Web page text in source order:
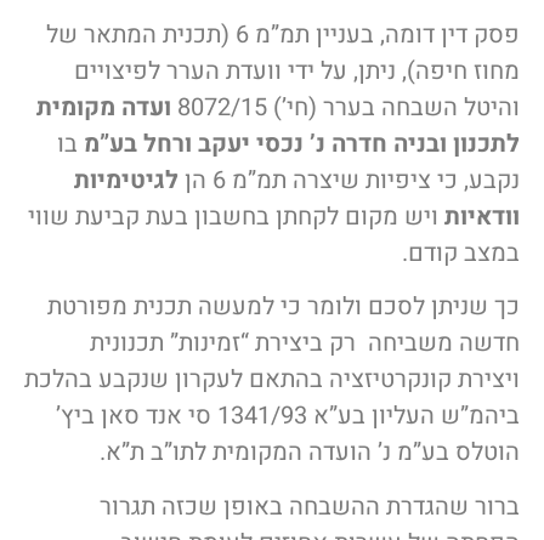
פסק דין דומה, בעניין תמ”מ 6 (תכנית המתאר של
מחוז חיפה), ניתן, על ידי וועדת הערר לפיצויים
והיטל השבחה בערר (חי’) 8072/15
ועדה מקומית
לתכנון ובניה חדרה נ’ נכסי יעקב ורחל בע”מ בו
נקבע, כי ציפיות שיצרה תמ”מ 6 הן
לגיטימיות
וודאיות ויש מקום לקחתן בחשבון בעת קביעת שווי
במצב קודם.
כך שניתן לסכם ולומר כי למעשה תכנית מפורטת
חדשה משביחה רק ביצירת “זמינות” תכנונית
ויצירת קונקרטיזציה בהתאם לעקרון שנקבע בהלכת
ביהמ”ש העליון בע”א 1341/93 סי אנד סאן ביץ’
הוטלס בע”מ נ’ הועדה המקומית לתו”ב ת”א.
ברור שהגדרת ההשבחה באופן שכזה תגרור